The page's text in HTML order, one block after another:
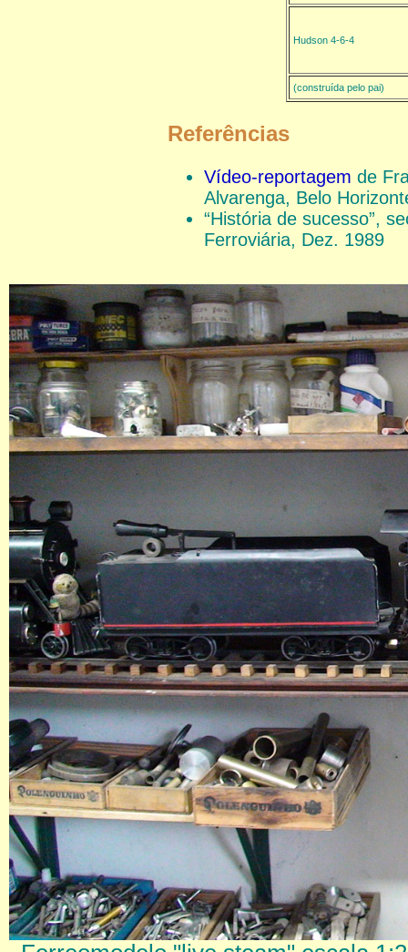
Hudson 4-6-4
(construída pelo pai)
Referências
Vídeo-reportagem de
Alvarenga, Belo
“História de sucesso”,
Ferroviária, Dez. 1989